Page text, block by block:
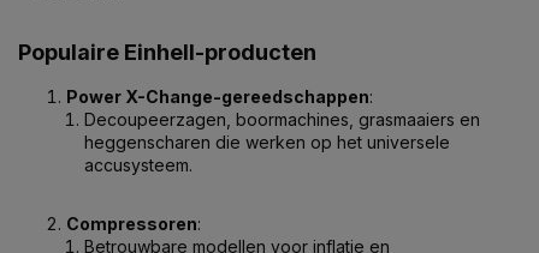
Populaire Einhell-producten
Power X-Change-gereedschappen:
Decoupeerzagen, boormachines, grasmaaiers en
heggenscharen die werken op het universele
accusysteem.
Compressoren:
Betrouwbare modellen voor inflatie en